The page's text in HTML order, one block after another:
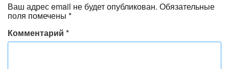
Ваш адрес email не будет опубликован. Обязательные
поля помечены *
Комментарий *